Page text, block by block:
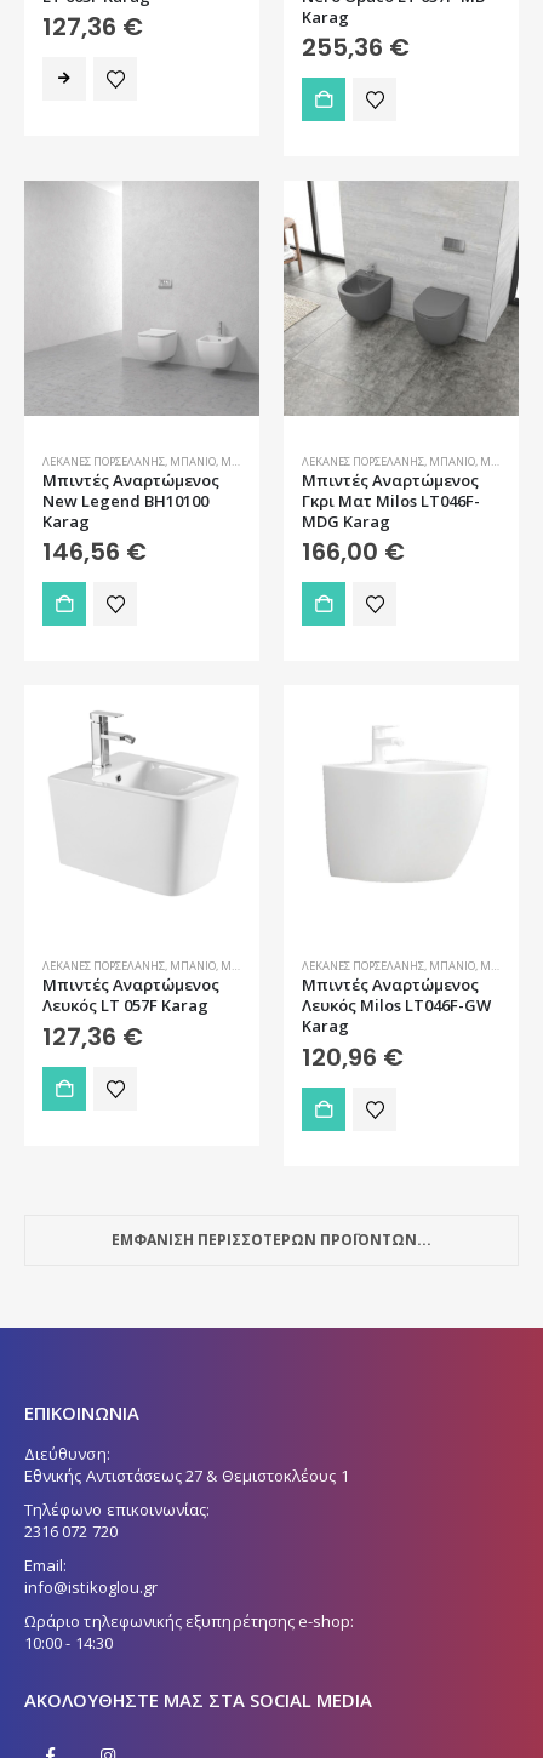
127,36 €
Karag
255,36 €
ΛΕΚΆΝΕΣ ΠΟΡΣΕΛΆΝΗΣ, ΜΠΆΝΙΟ, ΜΠΙΝΤΈ
Μπιντές Αναρτώμενος
New Legend BH10100
Karag
146,56 €
ΛΕΚΆΝΕΣ ΠΟΡΣΕΛΆΝΗΣ, ΜΠΆΝΙΟ, ΜΠΙΝΤΈ
Μπιντές Αναρτώμενος
Γκρι Ματ Milos LT046F-
MDG Karag
166,00 €
ΛΕΚΆΝΕΣ ΠΟΡΣΕΛΆΝΗΣ, ΜΠΆΝΙΟ, ΜΠΙΝΤΈ
Μπιντές Αναρτώμενος
Λευκός LT 057F Karag
127,36 €
ΛΕΚΆΝΕΣ ΠΟΡΣΕΛΆΝΗΣ, ΜΠΆΝΙΟ, ΜΠΙΝΤΈ
Μπιντές Αναρτώμενος
Λευκός Milos LT046F-GW
Karag
120,96 €
ΕΜΦΑΝΙΣΗ ΠΕΡΙΣΣΟΤΕΡΩΝ ΠΡΟΪΟΝΤΩΝ...
ΕΠΙΚΟΙΝΩΝΙΑ
Διεύθυνση:
Εθνικής Αντιστάσεως 27 & Θεμιστοκλέους 1
Τηλέφωνο επικοινωνίας:
2316 072 720
Email:
info@istikoglou.gr
Ωράριο τηλεφωνικής εξυπηρέτησης e-shop:
10:00 - 14:30
ΑΚΟΛΟΥΘΉΣΤΕ ΜΑΣ ΣΤΑ SOCIAL MEDIA